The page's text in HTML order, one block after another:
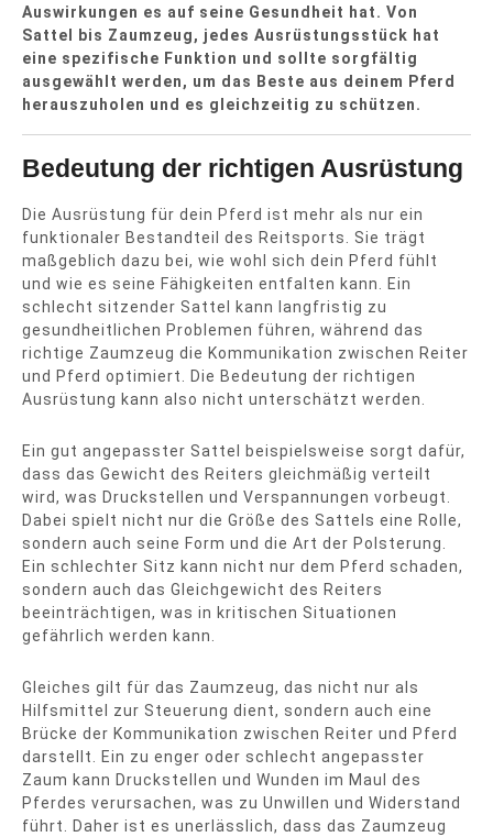
Auswirkungen es auf seine Gesundheit hat. Von
Sattel bis Zaumzeug, jedes Ausrüstungsstück hat
eine spezifische Funktion und sollte sorgfältig
ausgewählt werden, um das Beste aus deinem Pferd
herauszuholen und es gleichzeitig zu schützen.
Bedeutung der richtigen Ausrüstung
Die Ausrüstung für dein Pferd ist mehr als nur ein
funktionaler Bestandteil des Reitsports. Sie trägt
maßgeblich dazu bei, wie wohl sich dein Pferd fühlt
und wie es seine Fähigkeiten entfalten kann. Ein
schlecht sitzender Sattel kann langfristig zu
gesundheitlichen Problemen führen, während das
richtige Zaumzeug die Kommunikation zwischen Reiter
und Pferd optimiert. Die Bedeutung der richtigen
Ausrüstung kann also nicht unterschätzt werden.
Ein gut angepasster Sattel beispielsweise sorgt dafür,
dass das Gewicht des Reiters gleichmäßig verteilt
wird, was Druckstellen und Verspannungen vorbeugt.
Dabei spielt nicht nur die Größe des Sattels eine Rolle,
sondern auch seine Form und die Art der Polsterung.
Ein schlechter Sitz kann nicht nur dem Pferd schaden,
sondern auch das Gleichgewicht des Reiters
beeinträchtigen, was in kritischen Situationen
gefährlich werden kann.
Gleiches gilt für das Zaumzeug, das nicht nur als
Hilfsmittel zur Steuerung dient, sondern auch eine
Brücke der Kommunikation zwischen Reiter und Pferd
darstellt. Ein zu enger oder schlecht angepasster
Zaum kann Druckstellen und Wunden im Maul des
Pferdes verursachen, was zu Unwillen und Widerstand
führt. Daher ist es unerlässlich, dass das Zaumzeug